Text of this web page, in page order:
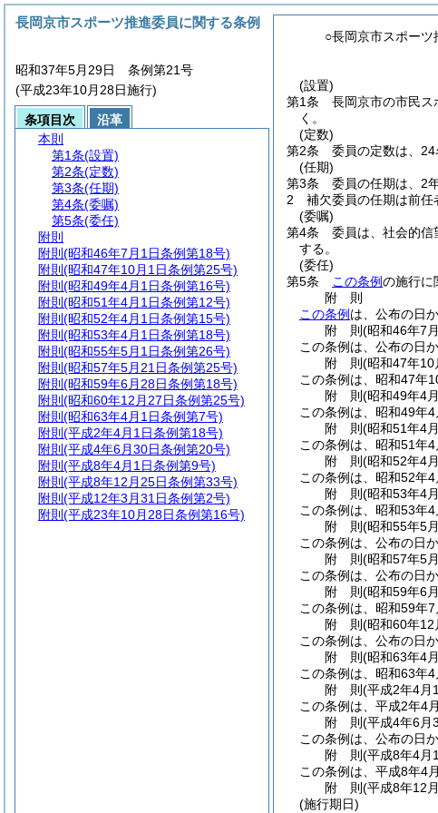
○長岡京市スポーツ
(設置)
第1条
長岡京市の市民ス
く。
(定数)
第2条
委員の定数は、24
(任期)
第3条
委員の任期は、2
2
補欠委員の任期は前任
(委嘱)
第4条
委員は、社会的信
する。
(委任)
第5条
この条例の施行に
附 則
この条例 は、公布の日
附 則(昭和46年7
この条例は、公布の日
附 則(昭和47年10
この条例は、昭和47年
附 則(昭和49年4
この条例は、昭和49年4
附 則(昭和51年4
この条例は、昭和51年4
附 則(昭和52年4
この条例は、昭和52年4
附 則(昭和53年4
この条例は、昭和53年4
附 則(昭和55年5
この条例は、公布の日
附 則(昭和57年5
この条例は、公布の日
附 則(昭和59年6
この条例は、昭和59年7
附 則(昭和60年12
この条例は、公布の日
附 則(昭和63年4
この条例は、昭和63年4
附 則(平成2年4月
この条例は、平成2年4
附 則(平成4年6月
この条例は、公布の日
附 則(平成8年4月
この条例は、平成8年4
附 則(平成8年12
(施行期日)
長岡京市スポーツ推進委員に関する条例
昭和37年5月29日 条例第21号
(平成23年10月28日施行)
条項目次
沿革
本則
第1条(設置)
第2条(定数)
第3条(任期)
第4条(委嘱)
第5条(委任)
附則
附則 (昭和46年7月1日条例第18号)
附則 (昭和47年10月1日条例第25号)
附則 (昭和49年4月1日条例第16号)
附則 (昭和51年4月1日条例第12号)
附則 (昭和52年4月1日条例第15号)
附則 (昭和53年4月1日条例第18号)
附則 (昭和55年5月1日条例第26号)
附則 (昭和57年5月21日条例第25号)
附則 (昭和59年6月28日条例第18号)
附則 (昭和60年12月27日条例第25号)
附則 (昭和63年4月1日条例第7号)
附則 (平成2年4月1日条例第18号)
附則 (平成4年6月30日条例第20号)
附則 (平成8年4月1日条例第9号)
附則 (平成8年12月25日条例第33号)
附則 (平成12年3月31日条例第2号)
附則 (平成23年10月28日条例第16号)